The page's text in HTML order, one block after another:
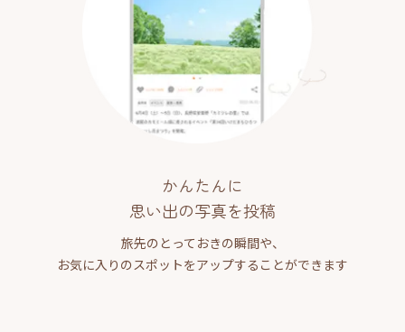
かんたんに
思い出の写真を投稿
旅先のとっておきの瞬間や、
お気に入りのスポットをアップすることができます